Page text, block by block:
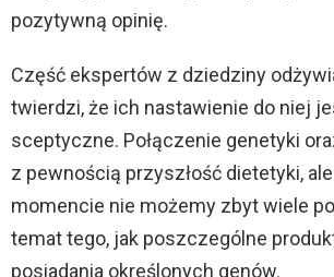
pozytywną opinię.
Część ekspertów z dziedziny
twierdzi, że ich nastawienie do niej
sceptyczne. Połączenie genetyki
z pewnością przyszłość dietetyki,
momencie nie możemy zbyt wiele
temat tego, jak poszczególne
posiadania określonych genów.